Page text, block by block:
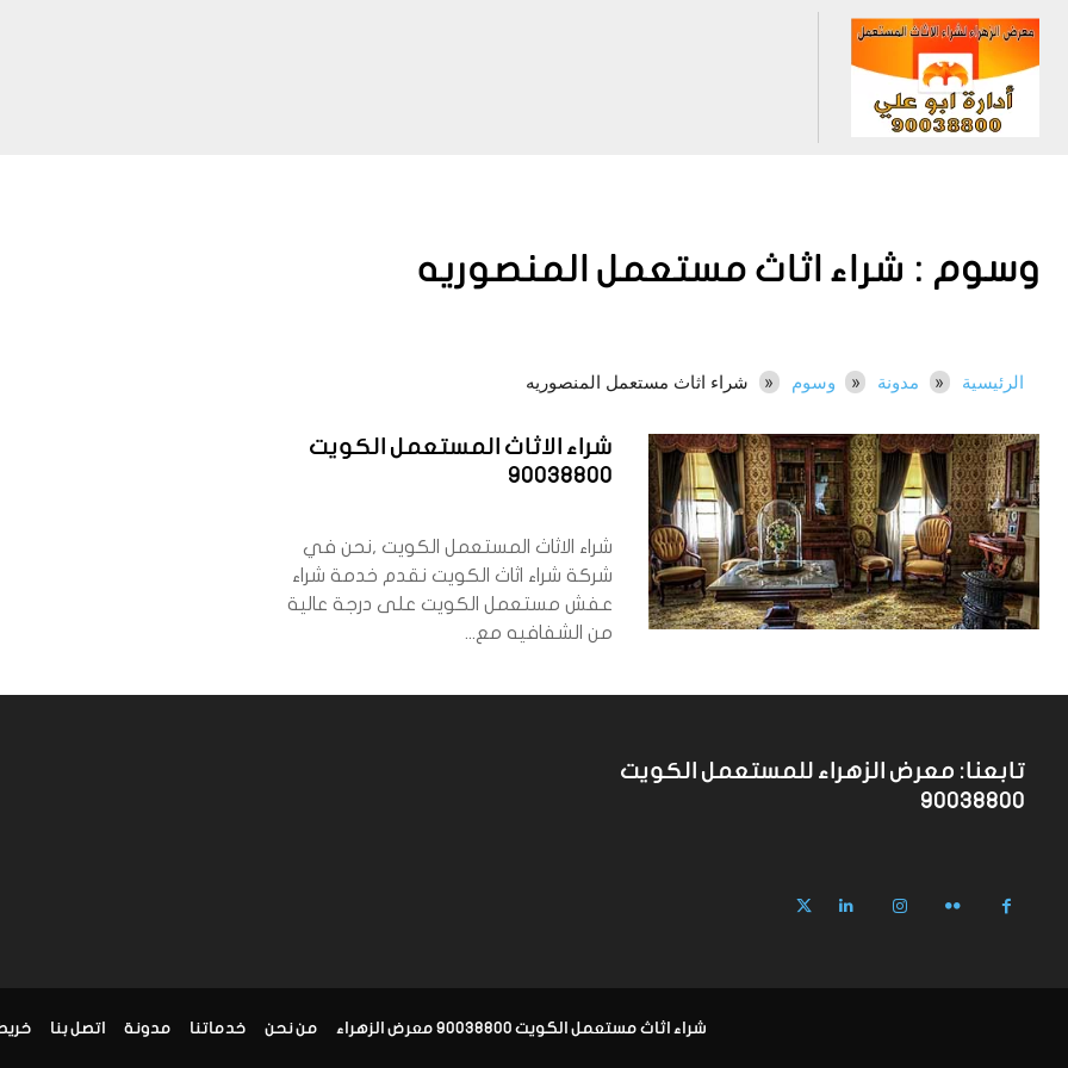
وسوم : شراء اثاث مستعمل المنصوريه
الرئيسية مدونة وسوم شراء اثاث مستعمل المنصوريه
شراء الاثاث المستعمل الكويت
90038800
شراء الاثاث المستعمل الكويت ,نحن في
شركة شراء اثاث الكويت نقدم خدمة شراء
عفش مستعمل الكويت على درجة عالية
من الشفافيه مع...
تابعنا: معرض الزهراء للمستعمل الكويت
90038800
شراء اثاث مستعمل الكويت 90038800 معرض الزهراء من نحن خدماتنا مدونة اتصل بنا